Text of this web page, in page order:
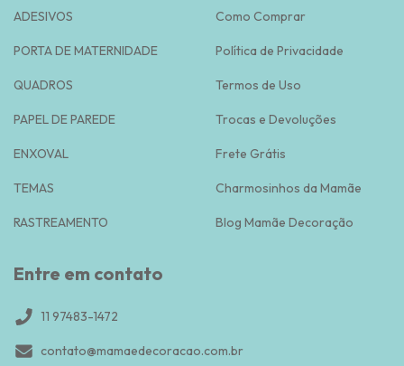
ADESIVOS
PORTA DE MATERNIDADE
QUADROS
PAPEL DE PAREDE
ENXOVAL
TEMAS
RASTREAMENTO
Como Comprar
Política de Privacidade
Termos de Uso
Trocas e Devoluções
Frete Grátis
Charmosinhos da Mamãe
Blog Mamãe Decoração
Entre em contato
11 97483-1472
contato@mamaedecoracao.com.br